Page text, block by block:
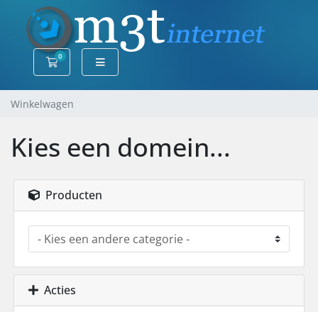
0
Winkelwagen
Winkelwagen
Kies een domein...
Producten
Acties